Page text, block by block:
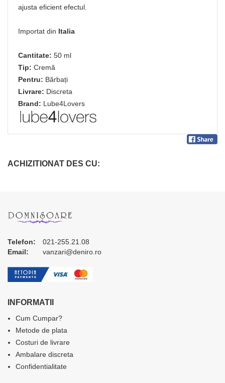
ajusta eficient efectul.
Importat din Italia
Cantitate: 50 ml
Tip: Cremă
Pentru: Bărbați
Livrare: Discreta
Brand: Lube4Lovers
ACHIZITIONAT DES CU:
Telefon:
021-255.21.08
Email:
vanzari@deniro.ro
INFORMATII
Cum Cumpar?
Metode de plata
Costuri de livrare
Ambalare discreta
Confidentialitate